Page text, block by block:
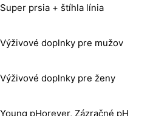
Super prsia + štíhla línia
Výživové doplnky pre mužov
Výživové doplnky pre ženy
Young pHorever, Zázračné pH